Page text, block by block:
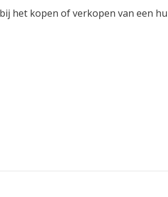
het kopen of verkopen van een